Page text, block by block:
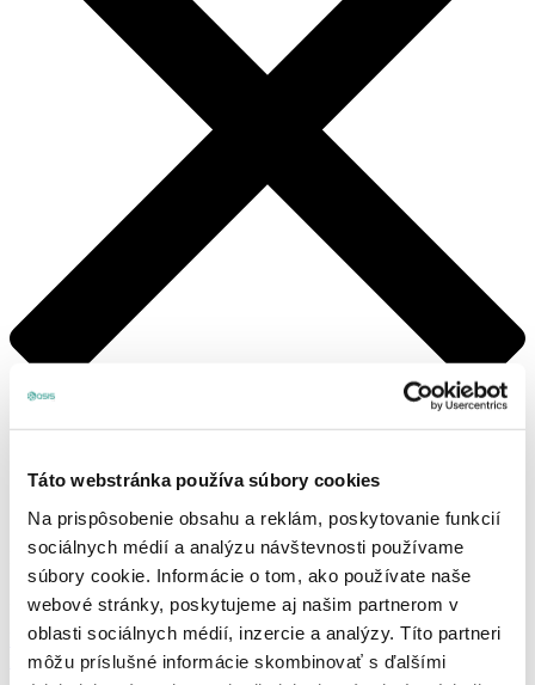
Táto webstránka používa súbory cookies
Na prispôsobenie obsahu a reklám, poskytovanie funkcií
sociálnych médií a analýzu návštevnosti používame
súbory cookie. Informácie o tom, ako používate naše
webové stránky, poskytujeme aj našim partnerom v
oblasti sociálnych médií, inzercie a analýzy. Títo partneri
môžu príslušné informácie skombinovať s ďalšími
Košík
Žiadne produkty v košíku.
Prihlásenie, alebo registrácia
Produkty